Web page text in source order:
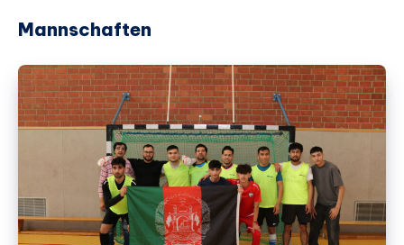
Mannschaften